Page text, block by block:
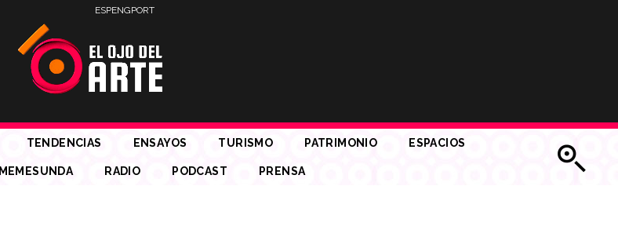
ESPENGPORT
TENDENCIAS ENSAYOS TURISMO PATRIMONIO ESPACIOS
MEMESUNDA RADIO PODCAST PRENSA